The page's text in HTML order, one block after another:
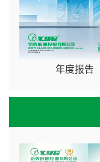
年度报告